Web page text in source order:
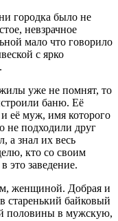
городка было не
невзрачное
мало что говорило
с ярко
уже не помнят, то
баню. Её
её муж, имя которого
не подходили друг
а знал их весь
кто со своим
это заведение.
женщиной. Добрая и
старенький байковый
половины в мужскую,